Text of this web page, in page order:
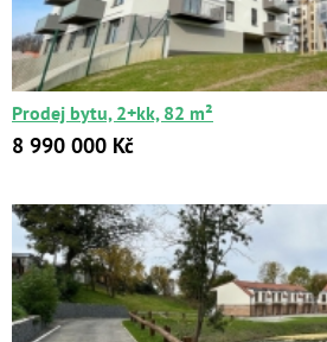
Цена:
от
до
Kč
Расширенный поиск
Prodej bytu, 2+kk, 82 m²
8 990 000 Kč